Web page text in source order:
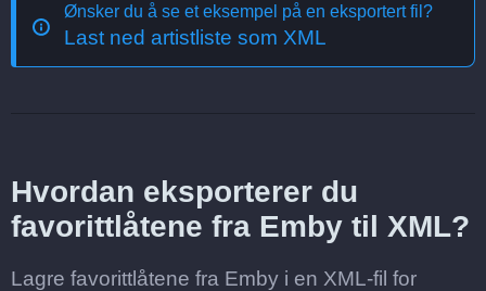
Ønsker du å se et eksempel på en eksportert fil?
Last ned artistliste som XML
Hvordan eksporterer du
favorittlåtene fra Emby til XML?
Lagre favorittlåtene fra Emby i en XML-fil for